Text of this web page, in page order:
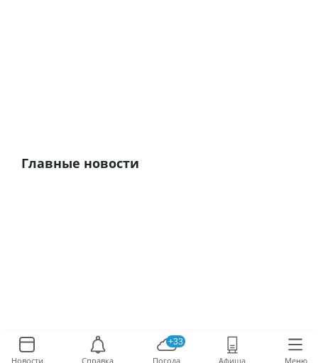
Главные новости
Новости Справка
+33
Погода Афиша Меню